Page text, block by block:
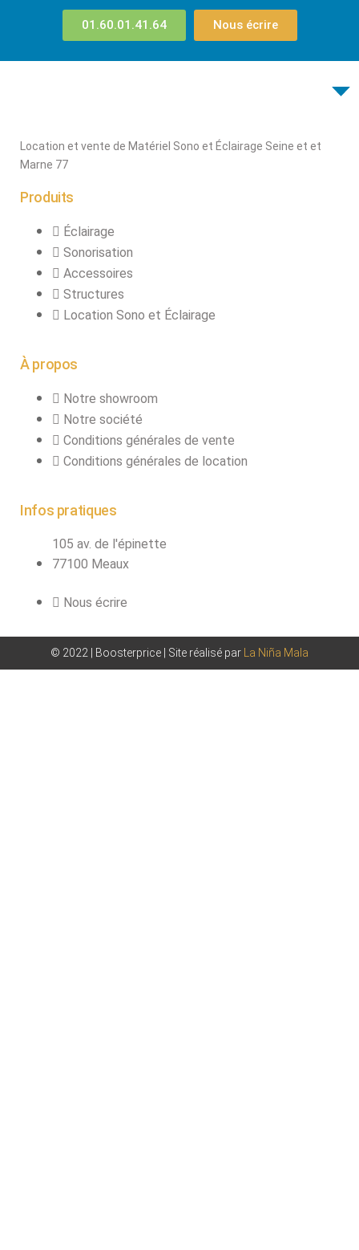
01.60.01.41.64 Nous écrire
Location et vente de Matériel Sono et Éclairage Seine et et
Marne 77
Produits
Éclairage
Sonorisation
Accessoires
Structures
Location Sono et Éclairage
À propos
Notre showroom
Notre société
Conditions générales de vente
Conditions générales de location
Infos pratiques
105 av. de l'épinette
77100 Meaux
Nous écrire
© 2022 | Boosterprice | Site réalisé par La Niña Mala